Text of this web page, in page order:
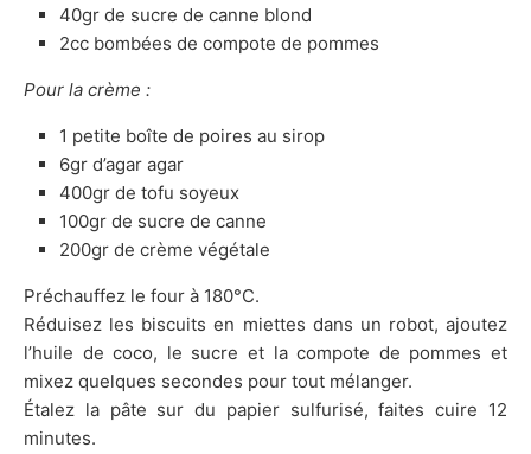
40gr de sucre de canne blond
2cc bombées de compote de pommes
Pour la crème :
1 petite boîte de poires au sirop
6gr d’agar agar
400gr de tofu soyeux
100gr de sucre de canne
200gr de crème végétale
Préchauffez le four à 180°C.
Réduisez les biscuits en miettes dans un robot, ajoutez
l’huile de coco, le sucre et la compote de pommes et
mixez quelques secondes pour tout mélanger.
Étalez la pâte sur du papier sulfurisé, faites cuire 12
minutes.